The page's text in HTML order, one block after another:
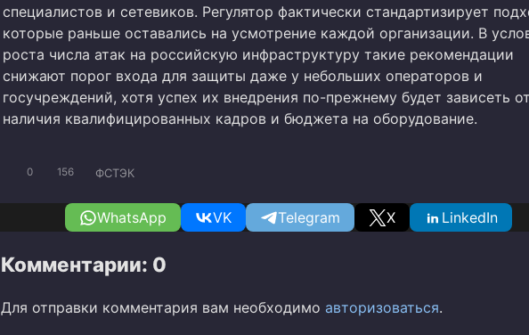
специалистов и сетевиков. Регулятор фактически стандартизирует
которые раньше оставались на усмотрение каждой организации. В
роста числа атак на российскую инфраструктуру такие рекомендации
снижают порог входа для защиты даже у небольших операторов и
госучреждений, хотя успех их внедрения по-прежнему будет зависеть от
наличия квалифицированных кадров и бюджета на оборудование.
0 156 ФСТЭК
WhatsApp VK Telegram X LinkedIn
Комментарии: 0
Для отправки комментария вам необходимо авторизоваться.